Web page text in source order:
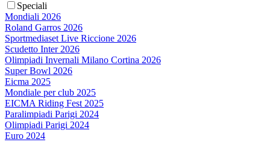
Speciali
Mondiali 2026
Roland Garros 2026
Sportmediaset Live Riccione 2026
Scudetto Inter 2026
Olimpiadi Invernali Milano Cortina 2026
Super Bowl 2026
Eicma 2025
Mondiale per club 2025
EICMA Riding Fest 2025
Paralimpiadi Parigi 2024
Olimpiadi Parigi 2024
Euro 2024